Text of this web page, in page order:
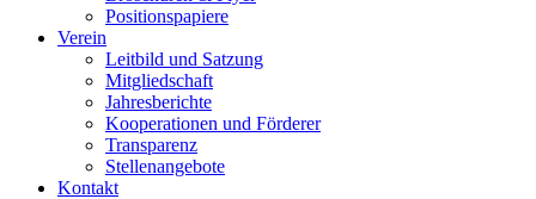
Positionspapiere
Verein
Leitbild und Satzung
Mitgliedschaft
Jahresberichte
Kooperationen und Förderer
Transparenz
Stellenangebote
Kontakt